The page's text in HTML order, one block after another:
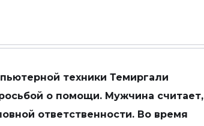
техники Темиргали
о помощи. Мужчина считает,
ответственности. Во время